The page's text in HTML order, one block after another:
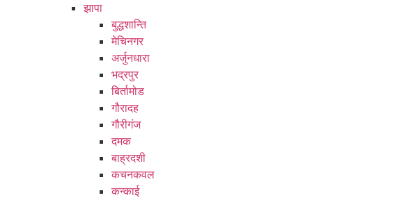
झापा
बुद्धशान्ति
मेचिनगर
अर्जुनधारा
भद्रपुर
बिर्तामोड
गौरादह
गौरीगंज
दमक
बाह्रदशी
कचनकवल
कन्काई